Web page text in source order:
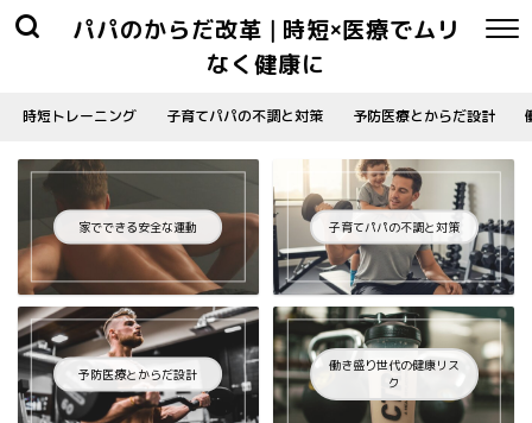
パパのからだ改革 | 時短×医療でムリ
なく健康に
時短トレーニング 子育てパパの不調と対策 予防医療とからだ設計
家でできる安全な運動 子育てパパの不調と対策
予防医療とからだ設計
働き盛り世代の健康リス
ク